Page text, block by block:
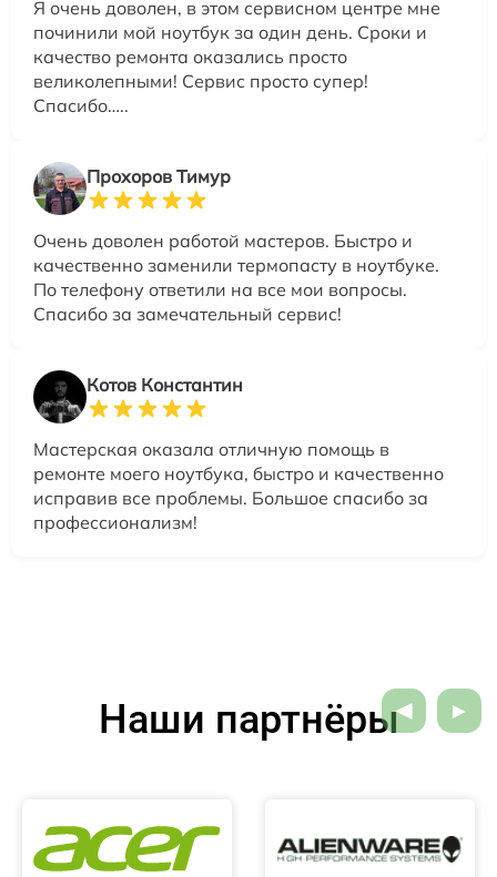
Я очень доволен, в этом сервисном центре мне
починили мой ноутбук за один день. Сроки и
качество ремонта оказались просто
великолепными! Сервис просто супер!
Спасибо…..
Прохоров Тимур
Очень доволен работой мастеров. Быстро и
качественно заменили термопасту в ноутбуке.
По телефону ответили на все мои вопросы.
Спасибо за замечательный сервис!
Котов Константин
Мастерская оказала отличную помощь в
ремонте моего ноутбука, быстро и качественно
исправив все проблемы. Большое спасибо за
профессионализм!
Наши партнёры